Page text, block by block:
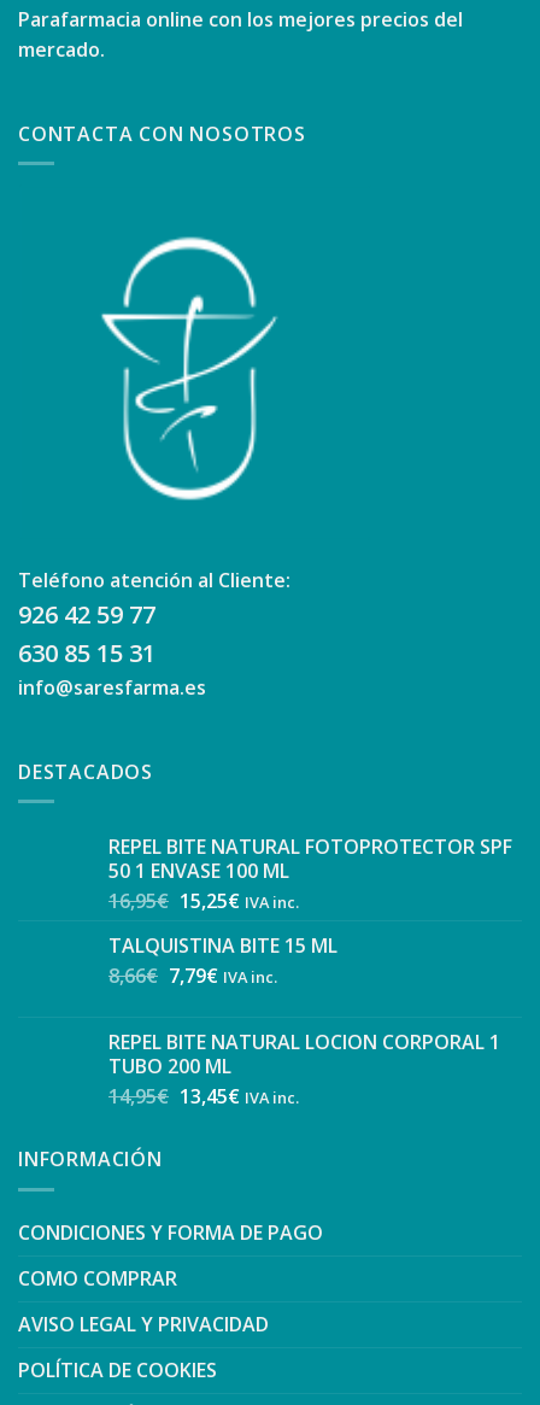
Parafarmacia online con los mejores precios del
mercado.
CONTACTA CON NOSOTROS
Teléfono atención al Cliente:
926 42 59 77
630 85 15 31
info@saresfarma.es
DESTACADOS
REPEL BITE NATURAL FOTOPROTECTOR SPF
50 1 ENVASE 100 ML
16,95€ 15,25€ IVA inc.
TALQUISTINA BITE 15 ML
8,66€ 7,79€ IVA inc.
REPEL BITE NATURAL LOCION CORPORAL 1
TUBO 200 ML
14,95€ 13,45€ IVA inc.
INFORMACIÓN
CONDICIONES Y FORMA DE PAGO
COMO COMPRAR
AVISO LEGAL Y PRIVACIDAD
POLÍTICA DE COOKIES